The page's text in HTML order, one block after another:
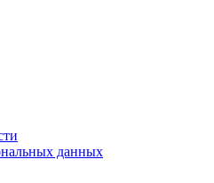
данных